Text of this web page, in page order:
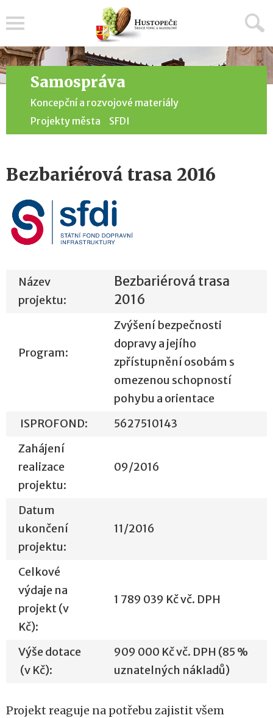
Samospráva
Koncepční a rozvojové materiály
Projekty města
SFDI
Bezbariérová trasa 2016
Název
projektu:
Bezbariérová trasa
2016
Program:
Zvýšení bezpečnosti
dopravy a jejího
zpřístupnění osobám s
omezenou schopností
pohybu a orientace
ISPROFOND:
5627510143
Zahájení
realizace
projektu:
09/2016
Datum
ukončení
projektu:
11/2016
Celkové
výdaje na
projekt (v
Kč):
1 789 039 Kč vč. DPH
Výše dotace
(v Kč):
909 000 Kč vč. DPH (85 %
uznatelných nákladů)
Projekt reaguje na potřebu zajistit všem